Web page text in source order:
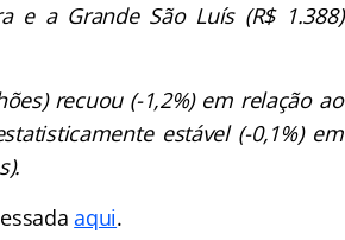
e a Grande São Luís (R$ 1.388)
recuou (-1,2%) em relação ao
estável (-0,1%) em
aqui.